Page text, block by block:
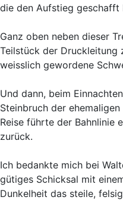
die den Aufstieg geschafft
Ganz oben neben dieser
Teilstück der Druckleitung
weisslich gewordene
Und dann, beim
Steinbruch der
Reise führte der Bahnlinie
zurück.
Ich bedankte mich bei
gütiges Schicksal mit
Dunkelheit das steile,